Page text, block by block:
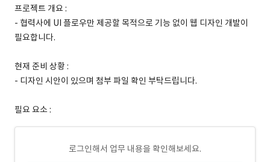
프로젝트 개요 :
- 협력사에 UI 플로우만 제공할 목적으로 기능 없이 웹 디자인 개발이
필요합니다.
현재 준비 상황 :
- 디자인 시안이 있으며 첨부 파일 확인 부탁드립니다.
필요 요소 :
로그인해서 업무 내용을 확인해보세요.